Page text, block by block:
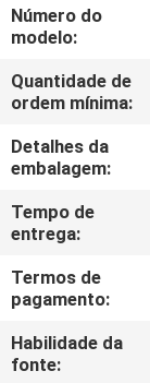
VISITA
À
FÁBRICA
CONTROLE
DA
QUALIDADE
NOS
Número do
modelo:
Quantidade de
ordem mínima:
Detalhes da
embalagem:
Tempo de
entrega:
Termos de
pagamento:
Habilidade da
fonte: